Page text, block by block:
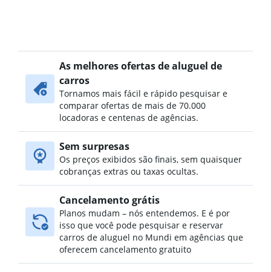
As melhores ofertas de aluguel de
carros
Tornamos mais fácil e rápido pesquisar e
comparar ofertas de mais de 70.000
locadoras e centenas de agências.
Sem surpresas
Os preços exibidos são finais, sem quaisquer
cobranças extras ou taxas ocultas.
Cancelamento grátis
Planos mudam – nós entendemos. E é por
isso que você pode pesquisar e reservar
carros de aluguel no Mundi em agências que
oferecem cancelamento gratuito